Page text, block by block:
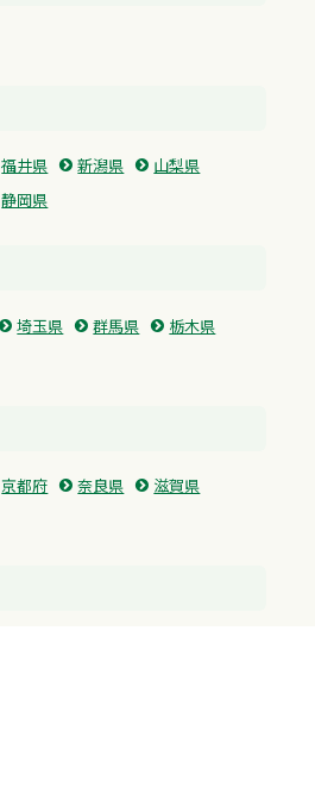
福井県 新潟県
山梨県
静岡県
埼玉県 群馬県
栃木県
京都府 奈良県
滋賀県